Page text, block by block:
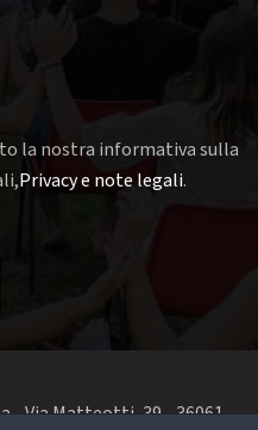
la nostra informativa sulla
Privacy e note legali.
- Via Matteotti, 39 - 36061